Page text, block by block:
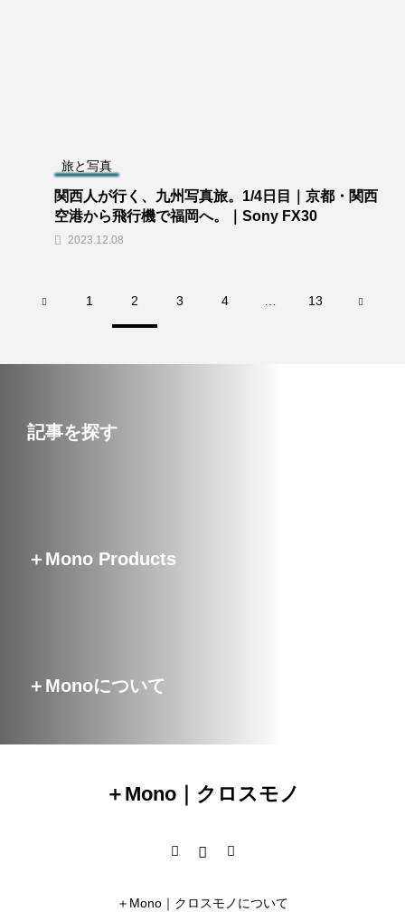
旅と写真
関西人が行く、九州写真旅。1/4日目｜京都・関西
空港から飛行機で福岡へ。｜Sony FX30
2023.12.08
1 2 3 4 13
記事を探す
＋Mono Products
＋Monoについて
＋Mono｜クロスモノ
＋Mono｜クロスモノについて